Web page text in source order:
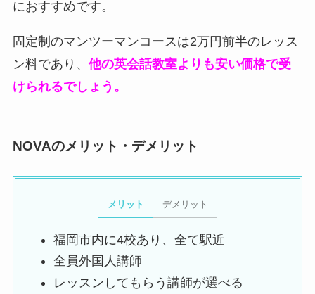
におすすめです。
固定制のマンツーマンコースは2万円前半のレッス
ン料であり、 他の英会話教室よりも安い価格で受
けられるでしょう。
NOVAのメリット・デメリット
メリット デメリット
福岡市内に4校あり、全て駅近
全員外国人講師
レッスンしてもらう講師が選べる